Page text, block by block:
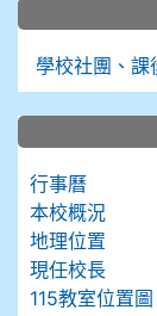
學校社團、課
行事曆
本校概況
地理位置
現任校長
115教室位置圖